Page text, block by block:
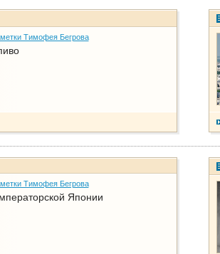
Тимофея Бегрова
Тимофея Бегрова
Японии